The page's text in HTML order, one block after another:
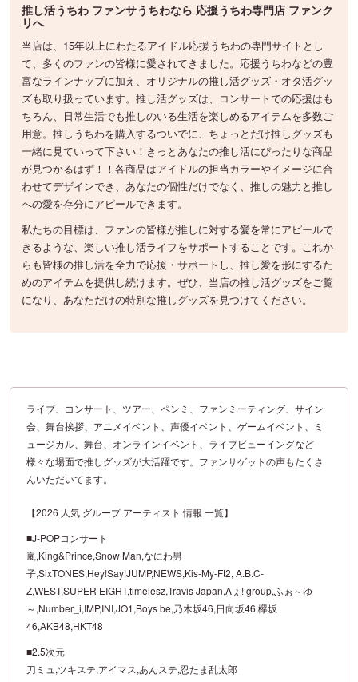
推し活うちわ ファンサうちわなら 応援うちわ専門店 ファンク
リへ
当店は、15年以上にわたるアイドル応援うちわの専門サイトとし
て、多くのファンの皆様に愛されてきました。応援うちわなどの豊
富なラインナップに加え、オリジナルの推し活グッズ・オタ活グッ
ズも取り扱っています。推し活グッズは、コンサートでの応援はも
ちろん、日常生活でも推しのいる生活を楽しめるアイテムを多数ご
用意。推しうちわを購入するついでに、ちょっとだけ推しグッズも
一緒に見ていって下さい！きっとあなたの推し活にぴったりな商品
が見つかるはず！！各商品はアイドルの担当カラーやイメージに合
わせてデザインでき、あなたの個性だけでなく、推しの魅力と推し
への愛を存分にアピールできます。
私たちの目標は、ファンの皆様が推しに対する愛を常にアピールで
きるような、楽しい推し活ライフをサポートすることです。これか
らも皆様の推し活を全力で応援・サポートし、推し愛を形にするた
めのアイテムを提供し続けます。ぜひ、当店の推し活グッズをご覧
になり、あなただけの特別な推しグッズを見つけてください。
ライブ、コンサート、ツアー、ペンミ、ファンミーティング、サイン
会、舞台挨拶、アニメイベント、声優イベント、ゲームイベント、ミ
ュージカル、舞台、オンラインイベント、ライブビューイングなど
様々な場面で推しグッズが大活躍です。ファンサゲットの声もたくさ
んいただいてます。
【2026 人気 グループ アーティスト 情報 一覧】
■J-POPコンサート
嵐,King&Prince,Snow Man,なにわ男
子,SixTONES,Hey!Say!JUMP,NEWS,Kis-My-Ft2, A.B.C-
Z,WEST,SUPER EIGHT,timelesz,Travis Japan,Aぇ! group,ふぉ～ゆ
～,Number_i,IMP,INI,JO1,Boys be,乃木坂46,日向坂46,欅坂
46,AKB48,HKT48
■2.5次元
刀ミュ,ツキステ,アイマス,あんステ,忍たま乱太郎